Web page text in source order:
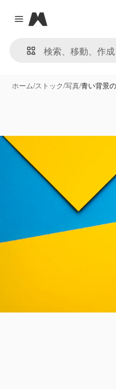
Close menu
Magnific
ホーム/ストック/写真/青い背景